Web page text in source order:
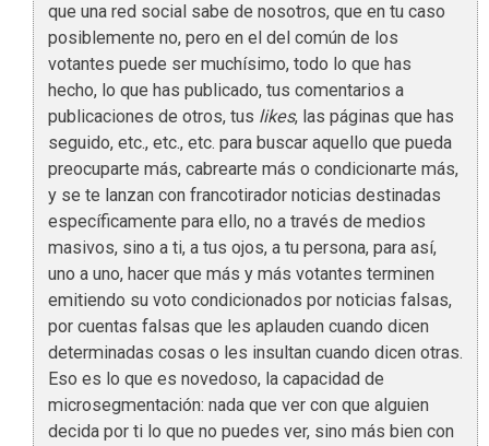
que una red social sabe de nosotros, que en tu caso
posiblemente no, pero en el del común de los
votantes puede ser muchísimo, todo lo que has
hecho, lo que has publicado, tus comentarios a
publicaciones de otros, tus likes, las páginas que has
seguido, etc., etc., etc. para buscar aquello que pueda
preocuparte más, cabrearte más o condicionarte más,
y se te lanzan con francotirador noticias destinadas
específicamente para ello, no a través de medios
masivos, sino a ti, a tus ojos, a tu persona, para así,
uno a uno, hacer que más y más votantes terminen
emitiendo su voto condicionados por noticias falsas,
por cuentas falsas que les aplauden cuando dicen
determinadas cosas o les insultan cuando dicen otras.
Eso es lo que es novedoso, la capacidad de
microsegmentación: nada que ver con que alguien
decida por ti lo que no puedes ver, sino más bien con